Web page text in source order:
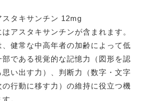
タキサンチン 12mg
アスタキサンチンが含まれます。
健常な中高年者の加齢によって低
である視覚的な記憶力（図形を認
い出す力）、判断力（数字・文字
行動に移す力）の維持に役立つ機